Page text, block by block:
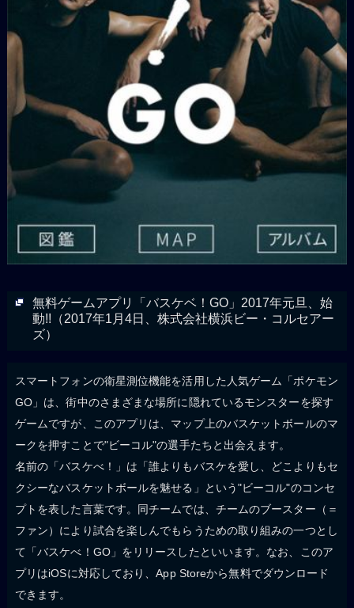
無料ゲームアプリ「バスケベ！GO」2017年元旦、始
動!!（2017年1月4日、株式会社横浜ビー・コルセアー
ズ）
スマートフォンの衛星測位機能を活用した人気ゲーム「ポケモン
GO」は、街中のさまざまな場所に隠れているモンスターを探す
ゲームですが、このアプリは、マップ上のバスケットボールのマ
ークを押すことで"ビーコル"の選手たちと出会えます。
名前の「バスケべ！」は「誰よりもバスケを愛し、どこよりもセ
クシーなバスケットボールを魅せる」という"ビーコル"のコンセ
プトを表した言葉です。同チームでは、チームのブースター（＝
ファン）により試合を楽しんでもらうための取り組みの一つとし
て「バスケべ！GO」をリリースしたといいます。なお、このア
プリはiOSに対応しており、App Storeから無料でダウンロード
できます。